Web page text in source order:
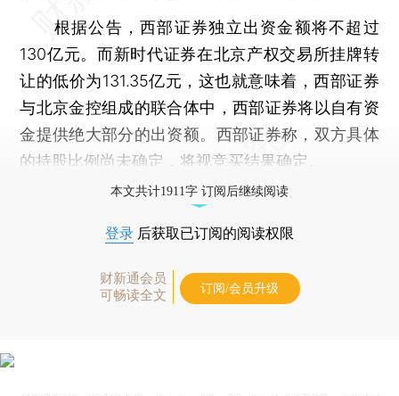
根据公告，西部证券独立出资金额将不超过
130亿元。而新时代证券在北京产权交易所挂牌转
让的低价为131.35亿元，这也就意味着，西部证券
与北京金控组成的联合体中，西部证券将以自有资
金提供绝大部分的出资额。西部证券称，双方具体
的持股比例尚未确定，将视竞买结果确定。
本文共计1911字 订阅后继续阅读
登录 后获取已订阅的阅读权限
财新通会员
可畅读全文
订阅/会员升级